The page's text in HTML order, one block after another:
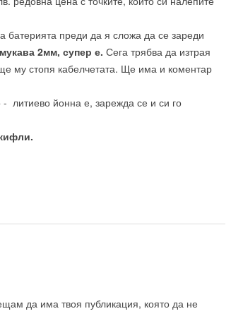
батерията преди да я сложа да се зареди
2мм, супер е. Сега трябва да изтрая
му стопя кабелчетата. Ще има и коментар
литиево йонна е, зарежда се и си го
да има твоя публикация, която да не